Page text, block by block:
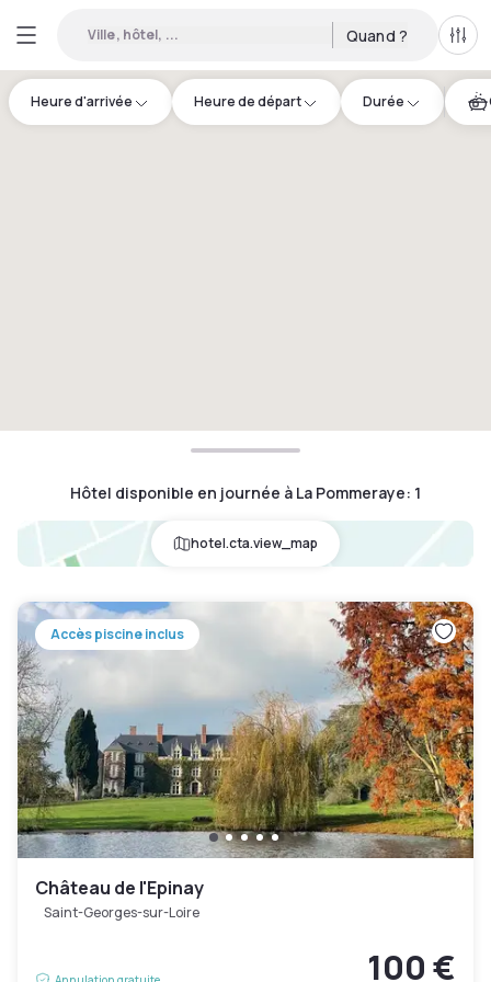
Ville, hôtel, ... Quand ?
Heure d'arrivée Heure de départ Durée
Hôtel disponible en journée à La Pommeraye: 1
hotel.cta.view_map
Accès piscine inclus
Château de l'Epinay
Saint-Georges-sur-Loire
100 €